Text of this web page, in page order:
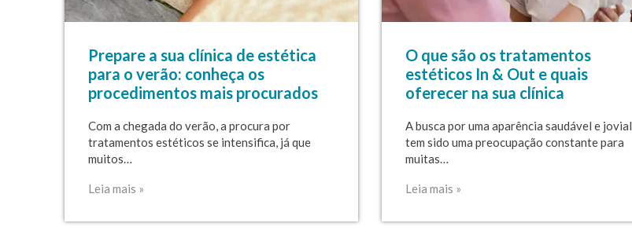
Prepare a sua clínica de estética
para o verão: conheça os
procedimentos mais procurados
Com a chegada do verão, a procura por
tratamentos estéticos se intensifica, já que
muitos…
Leia mais »
O que são os tratamentos
estéticos In & Out e quais
oferecer na sua clínica
A busca por uma aparência saudável e jovial
tem sido uma preocupação constante para
muitas…
Leia mais »